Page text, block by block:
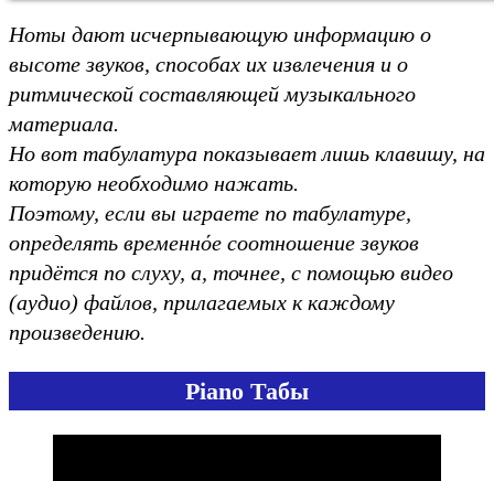
Ноты дают исчерпывающую информацию о
высоте звуков, способах их извлечения и о
ритмической составляющей музыкального
материала.
Но вот табулатура показывает лишь клавишу, на
которую необходимо нажать.
Поэтому, если вы играете по табулатуре,
определять временнόе соотношение звуков
придётся по слуху, а, точнее, с помощью видео
(аудио) файлов, прилагаемых к каждому
произведению.
Piano Табы